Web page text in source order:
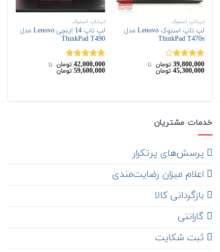
لپ‌تاپ استوک
لپ تاپ استوک Lenovo مدل
ThinkPad T470s
نمره
4.00از 5
39,800,000 تومان‌ تا ‌
45,300,000 تومان
لپ‌تاپ استوک
لپ تاپ 14 اینچی Lenovo مدل
ThinkPad T490
نمره5.00
از 5
42,000,000 تومان‌ تا ‌
59,600,000 تومان
خدمات مشتریان
‌ پرسش‌های پرتکرار
اعلام میزان رضایت‌مندی
‌ بازگردانی کالا
گارانتی
ثبت شکایت